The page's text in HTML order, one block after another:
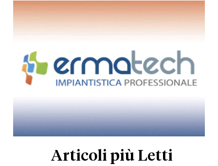
Articoli più Letti